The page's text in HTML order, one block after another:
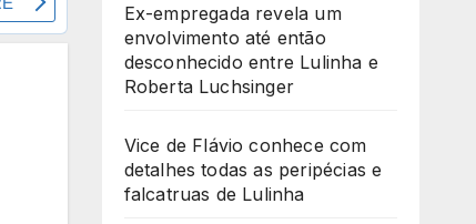
Ex-empregada revela um
envolvimento até então
desconhecido entre Lulinha e
Roberta Luchsinger
Vice de Flávio conhece com
detalhes todas as peripécias e
falcatruas de Lulinha